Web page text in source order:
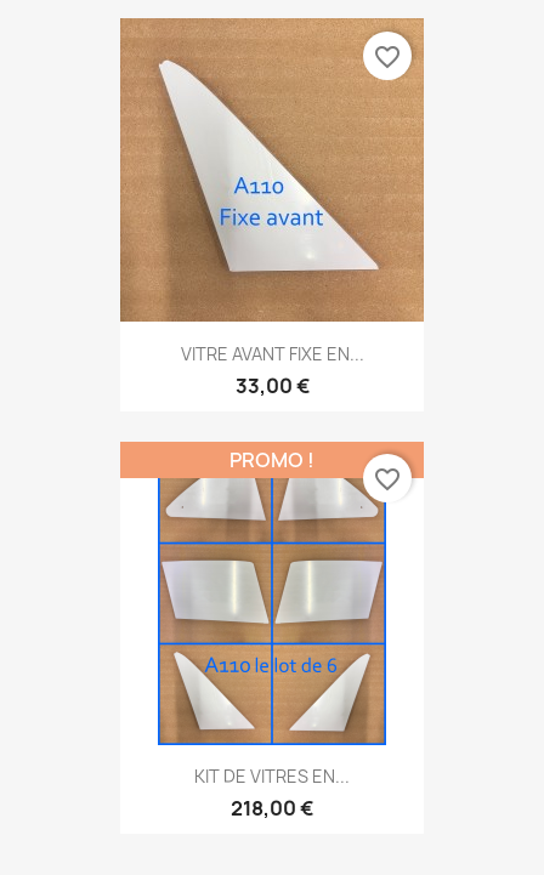
VITRE AVANT FIXE EN...
33,00 €
favorite_border
KIT DE VITRES EN...
218,00 €
PROMO !
favorite_border